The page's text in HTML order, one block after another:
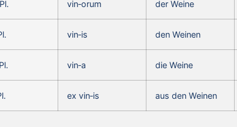
vin‑orum der Weine
vin‑is den Weinen
vin‑a die Weine
ex vin‑is aus den Weinen